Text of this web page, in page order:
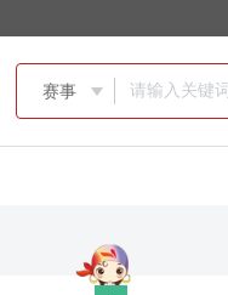
赛事 